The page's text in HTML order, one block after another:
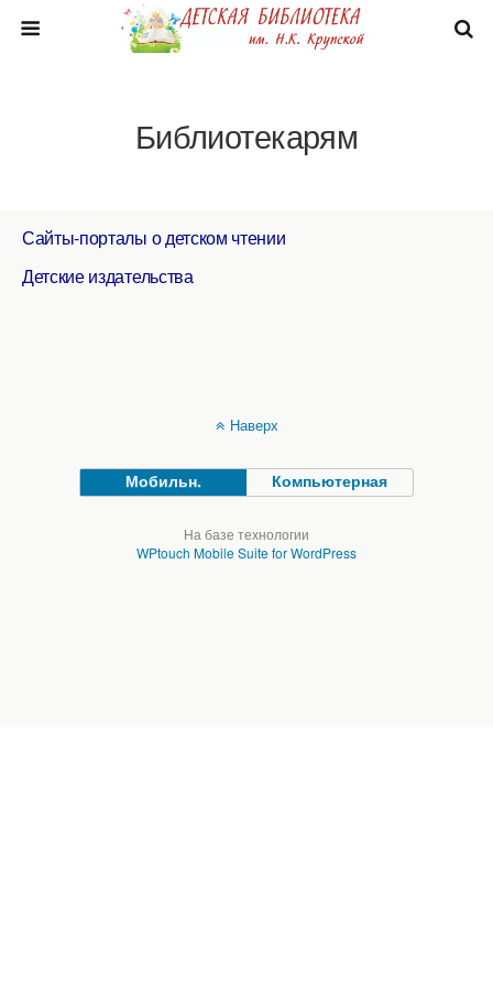
Библиотекарям
Сайты-порталы о детском чтении
Детские издательства
Наверх
Мобильн. Компьютерная
На базе технологии
WPtouch Mobile Suite for WordPress